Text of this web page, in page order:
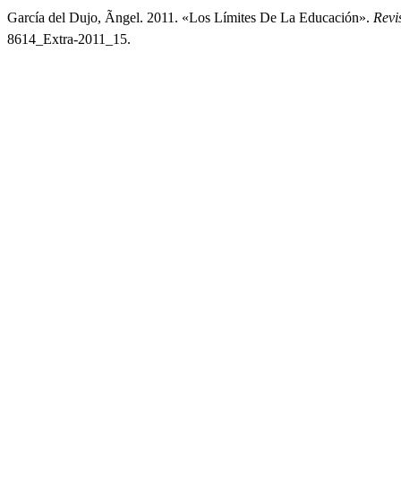
García del Dujo, Ãngel. 2011. «Los Límites De La Educación».
8614_Extra-2011_15.